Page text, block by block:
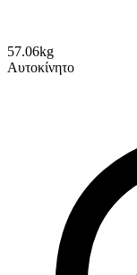
57.06kg
Αυτοκίνητο